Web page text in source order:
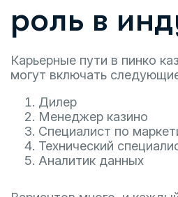
роль в
Карьерные пути в пинко
могут включать
Дилер
Менеджер казино
Специалист по
Технический
Аналитик данных